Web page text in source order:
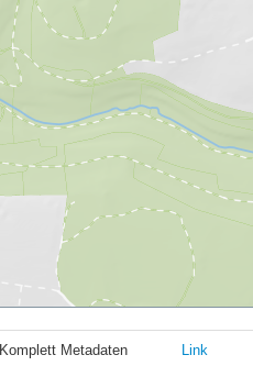
Komplett Metadaten Link